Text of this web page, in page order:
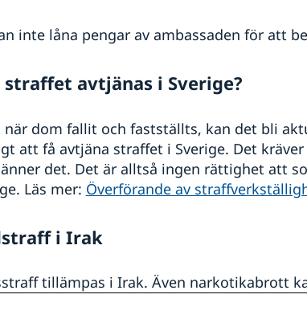
inte låna pengar av ambassaden för att
straffet avtjänas i Sverige?
när dom fallit och fastställts, kan det bli
att få avtjäna straffet i Sverige. Det
det. Det är alltså ingen rättighet att
Läs mer: Överförande av
i Irak
tillämpas i Irak. Även narkotikabrott